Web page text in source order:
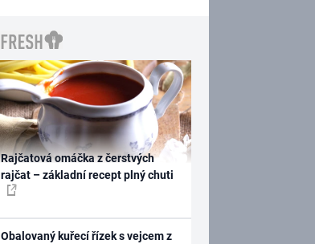
Rajčatová omáčka z čerstvých
rajčat – základní recept plný chuti
Obalovaný kuřecí řízek s vejcem z